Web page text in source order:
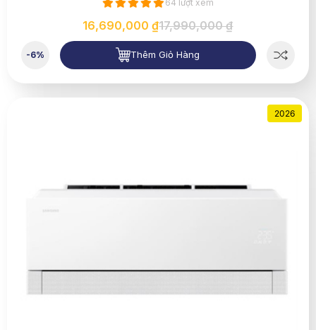
64 lượt xem
16,690,000 ₫17,990,000 ₫
-6% Thêm Giỏ Hàng
2026